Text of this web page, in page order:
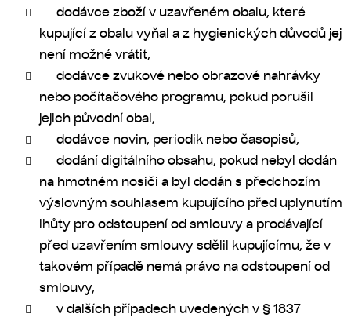
dodávce zboží v uzavřeném obalu, které
kupující z obalu vyňal a z hygienických důvodů jej
není možné vrátit,
dodávce zvukové nebo obrazové nahrávky
nebo počítačového programu, pokud porušil
jejich původní obal,
dodávce novin, periodik nebo časopisů,
dodání digitálního obsahu, pokud nebyl dodán
na hmotném nosiči a byl dodán s předchozím
výslovným souhlasem kupujícího před uplynutím
lhůty pro odstoupení od smlouvy a prodávající
před uzavřením smlouvy sdělil kupujícímu, že v
takovém případě nemá právo na odstoupení od
smlouvy,
v dalších případech uvedených v § 1837